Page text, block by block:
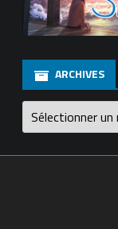
ARCHIVES
Archives